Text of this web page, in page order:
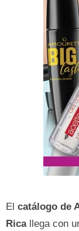
El catálogo de
Ricallega con